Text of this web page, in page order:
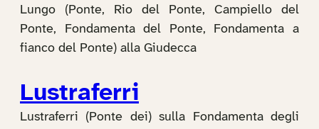
Lungo (Ponte, Rio del Ponte, Campiello del
Ponte, Fondamenta del Ponte, Fondamenta a
fianco del Ponte) alla Giudecca
Lustraferri
Lustraferri (Ponte dei) sulla Fondamenta degli